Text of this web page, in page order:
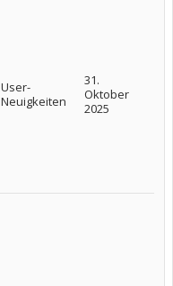
User-
Neuigkeiten
31.
Oktober
2025